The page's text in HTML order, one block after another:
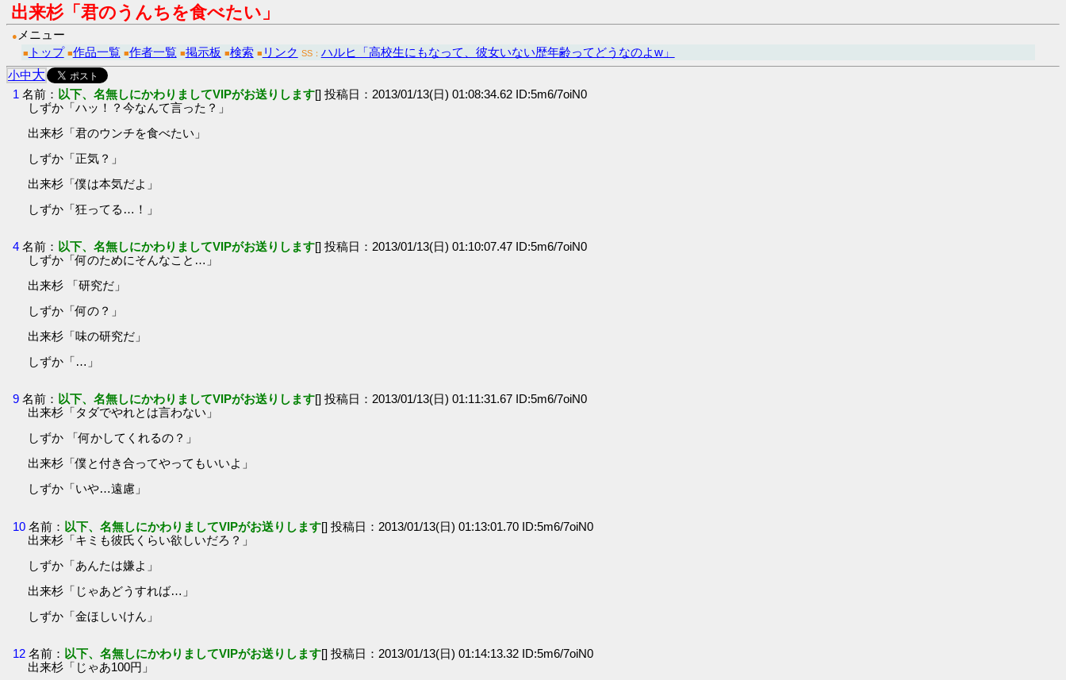
出来杉「君のうんちを食べたい」
● メニュー
■ トップ ■作品一覧 ■作者一覧 ■掲示板 ■検索 ■ リンク SS： ハルヒ「高校生にもなって、彼女いない歴年齢ってどうなのよw」
小中大
1 名前： 以下、名無しにかわりましてVIPがお送りします[] 投稿日：2013/01/13(日) 01:08:34.62 ID:5m6/7oiN0
しずか「ハッ！？今なんて言った？」
出来杉「君のウンチを食べたい」
しずか「正気？」
出来杉「僕は本気だよ」
しずか「狂ってる…！」
4 名前： 以下、名無しにかわりましてVIPがお送りします[] 投稿日：2013/01/13(日) 01:10:07.47 ID:5m6/7oiN0
しずか「何のためにそんなこと…」
出来杉 「研究だ」
しずか「何の？」
出来杉「味の研究だ」
しずか「…」
9 名前： 以下、名無しにかわりましてVIPがお送りします[] 投稿日：2013/01/13(日) 01:11:31.67 ID:5m6/7oiN0
出来杉「タダでやれとは言わない」
しずか 「何かしてくれるの？」
出来杉「僕と付き合ってやってもいいよ」
しずか「いや…遠慮」
10 名前： 以下、名無しにかわりましてVIPがお送りします[] 投稿日：2013/01/13(日) 01:13:01.70 ID:5m6/7oiN0
出来杉「キミも彼氏くらい欲しいだろ？」
しずか「あんたは嫌よ」
出来杉「じゃあどうすれば…」
しずか「金ほしいけん」
12 名前： 以下、名無しにかわりましてVIPがお送りします[] 投稿日：2013/01/13(日) 01:14:13.32 ID:5m6/7oiN0
出来杉「じゃあ100円」